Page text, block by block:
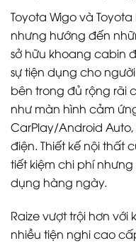
Toyota Wigo và
nhưng hướng đến
sở hữu khoang cabin
sự tiện dụng cho
bên trong đủ rộng rãi
như màn hình cảm
CarPlay/Android
điện. Thiết kế nội thất
tiết kiệm chi phí
dụng hàng ngày.
Raize vượt trội hơn
nhiều tiện nghi cao